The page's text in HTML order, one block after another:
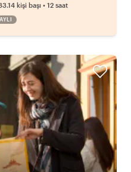
kişi başı • 12 saat